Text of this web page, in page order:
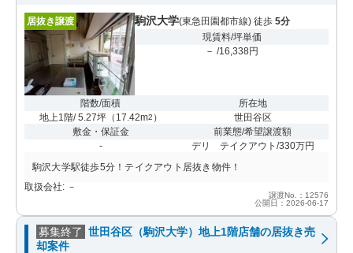
居抜き譲渡 駒沢大学(東急田園都市線) 徒歩 5分
現賃料/坪単価
－ /16,338円
階数/面積
地上1階/ 5.27坪（ 17.42m2 ）
所在地
世田谷区
敷金・保証金
-
前業態/希望譲渡額
デリ テイクアウト/330万円
駒沢大学駅徒歩5分！テイクアウト居抜き物件！
取扱会社: －
譲渡No.：12576
公開日：2026-06-17
募集終了 世田谷区（駒沢大学）地上1階店舗の居抜き売
却案件